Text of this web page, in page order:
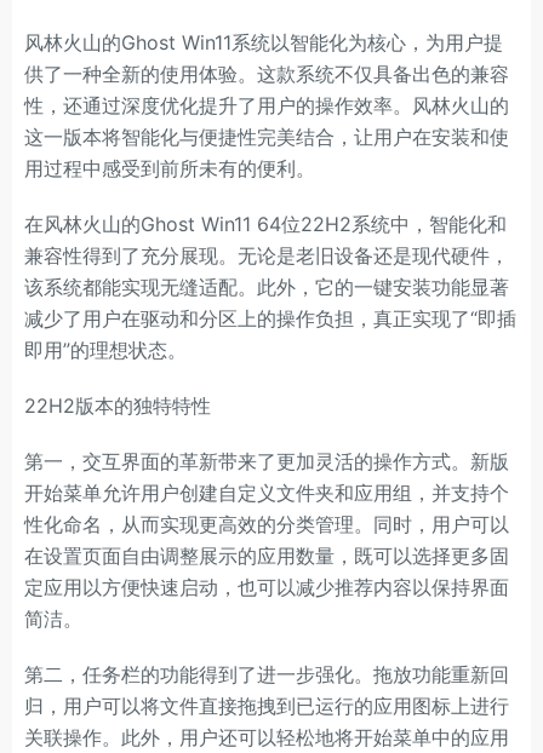
风林火山的Ghost Win11系统以智能化为核心，为用户提
供了一种全新的使用体验。这款系统不仅具备出色的兼容
性，还通过深度优化提升了用户的操作效率。风林火山的
这一版本将智能化与便捷性完美结合，让用户在安装和使
用过程中感受到前所未有的便利。
在风林火山的Ghost Win11 64位22H2系统中，智能化和
兼容性得到了充分展现。无论是老旧设备还是现代硬件，
该系统都能实现无缝适配。此外，它的一键安装功能显著
减少了用户在驱动和分区上的操作负担，真正实现了“即插
即用”的理想状态。
22H2版本的独特特性
第一，交互界面的革新带来了更加灵活的操作方式。新版
开始菜单允许用户创建自定义文件夹和应用组，并支持个
性化命名，从而实现更高效的分类管理。同时，用户可以
在设置页面自由调整展示的应用数量，既可以选择更多固
定应用以方便快速启动，也可以减少推荐内容以保持界面
简洁。
第二，任务栏的功能得到了进一步强化。拖放功能重新回
归，用户可以将文件直接拖拽到已运行的应用图标上进行
关联操作。此外，用户还可以轻松地将开始菜单中的应用